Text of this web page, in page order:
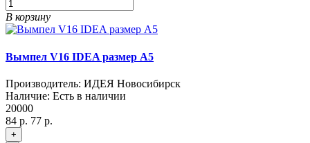
В корзину
Вымпел V16 IDEA размер A5
Производитель: ИДЕЯ Новосибирск
Наличие: Есть в наличии
20000
84 р. 77 р.
+